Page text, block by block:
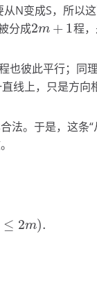
N变成S，所以
分成2m + 1
2m+1 程，
也彼此平行；同
线上，只是方向
法。于是，这条
≤ 2m).
).